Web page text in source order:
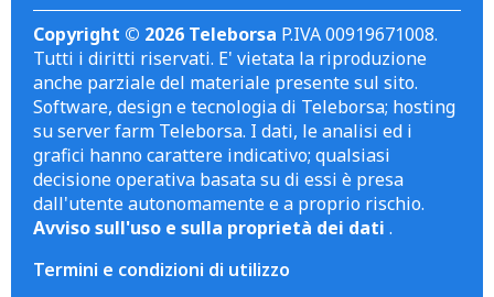
Copyright © 2026 Teleborsa P.IVA 00919671008.
Tutti i diritti riservati. E' vietata la riproduzione
anche parziale del materiale presente sul sito.
Software, design e tecnologia di Teleborsa; hosting
su server farm Teleborsa. I dati, le analisi ed i
grafici hanno carattere indicativo; qualsiasi
decisione operativa basata su di essi è presa
dall'utente autonomamente e a proprio rischio.
Avviso sull'uso e sulla proprietà dei dati .
Termini e condizioni di utilizzo